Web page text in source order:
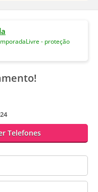
- proteção
Telefones